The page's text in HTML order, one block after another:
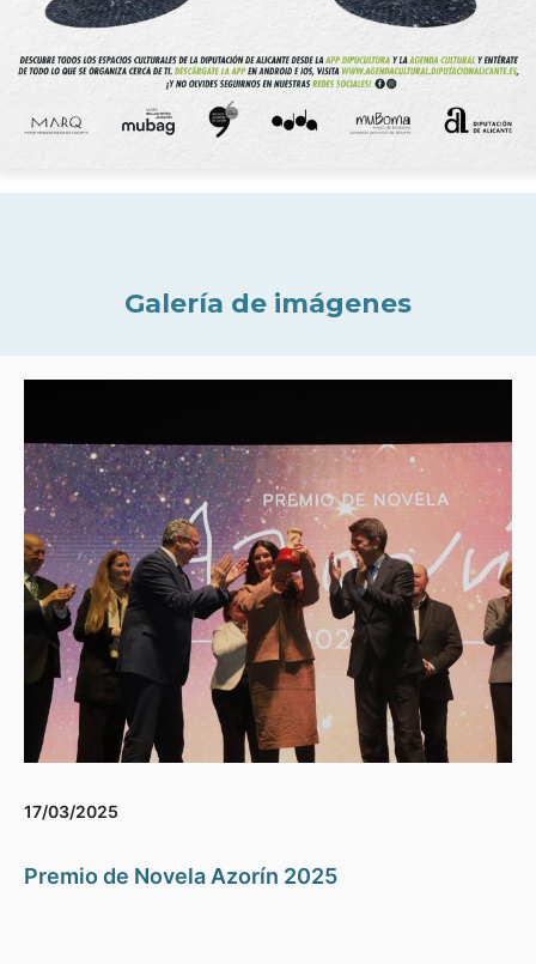
Galería de imágenes
17/03/2025
Premio de Novela Azorín 2025